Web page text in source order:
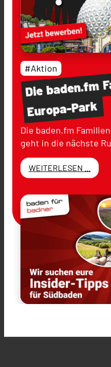
Diebaden.fm
Europa-Park
#Aktion
Die baden.fm
geht in die nächste
WEITERLESEN ...